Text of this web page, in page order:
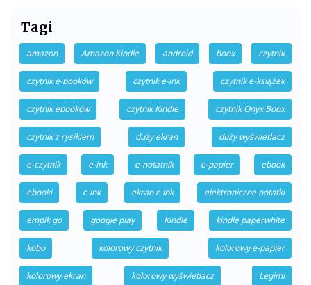
Tagi
amazon Amazon Kindle android boox czytnik
czytnik e-booków czytnik e-ink czytnik e-książek
czytnik ebooków czytnik Kindle czytnik Onyx Boox
czytnik z rysikiem duży ekran duży wyświetlacz
e-czytnik e-ink e-notatnik e-papier ebook
ebooki e ink ekran e ink elektroniczne notatki
empik go google play Kindle kindle paperwhite
kobo kolorowy czytnik kolorowy e-papier
kolorowy ekran kolorowy wyświetlacz Legimi